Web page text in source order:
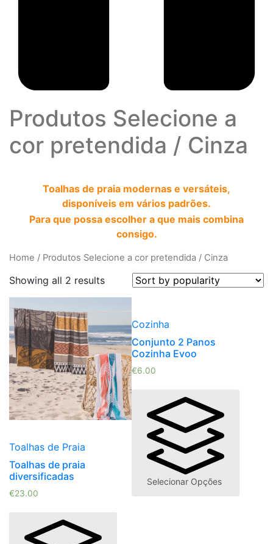
Produtos Selecione a
cor pretendida / Cinza
Toalhas de praia modernas e versáteis,
disponíveis em vários padrões.
Para que possa escolher a que mais combina
consigo.
Home / Produtos Selecione a cor pretendida / Cinza
Showing all 2 results
Toalhas de Praia
Toalhas de praia
diversificadas
€23.00
Cozinha
Conjunto 2 Panos
Cozinha Evoo
€6.00
Selecionar Opções